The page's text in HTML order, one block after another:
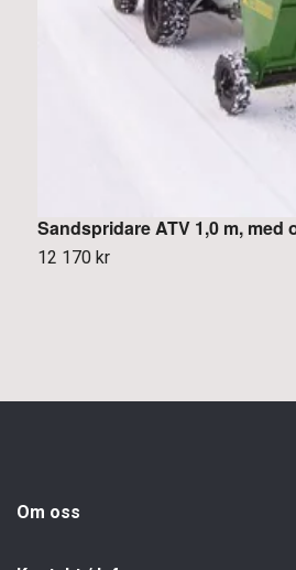
Sandspridare ATV 1,0 m, med
12 170 kr
Om oss